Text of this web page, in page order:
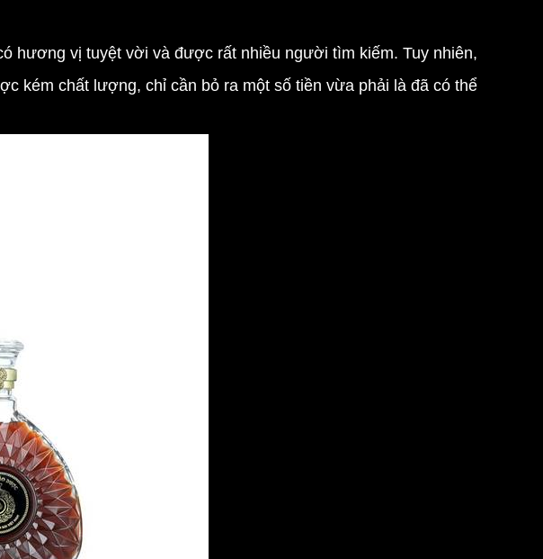
vị tuyệt vời và được rất nhiều người tìm kiếm. Tuy nhiên,
kém chất lượng, chỉ cần bỏ ra một số tiền vừa phải là đã có thể